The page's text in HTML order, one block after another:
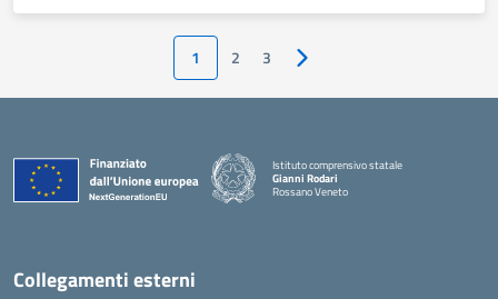
1 2 3 Pagina successiva
Istituto comprensivo statale
Gianni Rodari
Rossano Veneto
Collegamenti esterni